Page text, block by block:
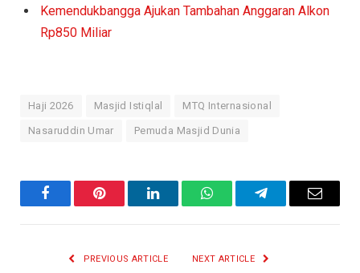
Kemendukbangga Ajukan Tambahan Anggaran Alkon
Rp850 Miliar
Haji 2026 Masjid Istiqlal MTQ Internasional
Nasaruddin Umar Pemuda Masjid Dunia
FacebookPinterest LinkedInWhatsAppTelegramEmail
PREVIOUS ARTICLE NEXT ARTICLE